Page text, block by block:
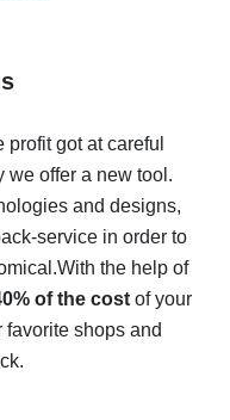
back on AliExpress
- the impossible is
- how to find it
AliExpress - let's
got at careful
we offer a new tool.
and designs,
service in order to
With the help of
of the costof your
shops and